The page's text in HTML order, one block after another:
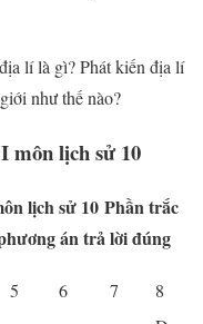
l‎í là gì? Phát kiến địa lí
như thế nào?
môn lịch sử 10
lịch sử 10 Phần trắc
án trả lời đúng
6 7 8